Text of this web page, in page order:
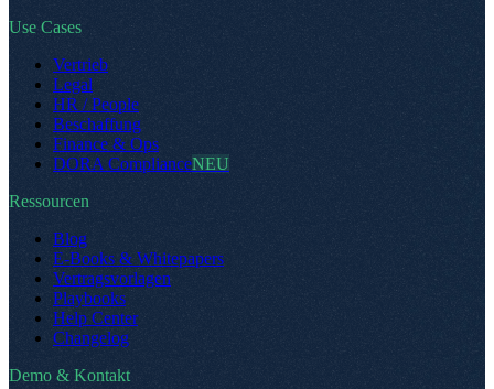
Use Cases
Vertrieb
Legal
HR / People
Beschaffung
Finance & Ops
DORA ComplianceNEU
Ressourcen
Blog
E-Books & Whitepapers
Vertragsvorlagen
Playbooks
Help Center
Changelog
Demo & Kontakt